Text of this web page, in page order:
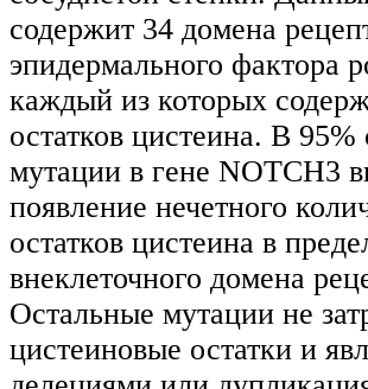
содержит 34 домена
эпидермального фактора
каждый из которых
остатков цистеина. В 95%
мутации в гене NOTCH3
появление нечетного
остатков цистеина в
внеклеточного домена
Остальные мутации не
цистеиновые остатки и